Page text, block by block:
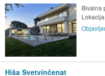
Bivalna
Hiša Svetvinčenat